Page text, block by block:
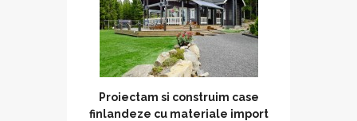
Proiectam si construim case
finlandeze cu materiale import